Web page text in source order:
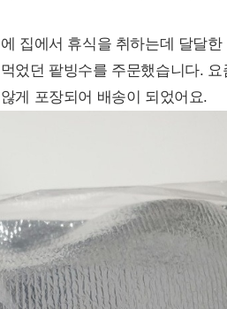
집에서 휴식을 취하는데 달달
었던 팥빙수를 주문했습니다.
게 포장되어 배송이 되었어요.